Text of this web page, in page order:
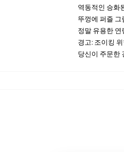
역동적인 승화
뚜껑에 퍼즐 그
정말 유용한 연
경고: 조이킹
당신이 주문한